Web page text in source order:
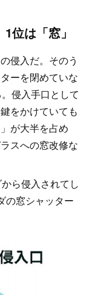
位は「窓」
侵入だ。そのう
ーを閉めていな
侵入手口として
をかけていても
が大半を占め
スへの窓改修な
ら侵入されてし
の窓シャッター